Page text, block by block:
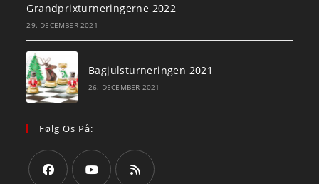
Grandprixturneringerne 2022
29. DECEMBER 2021
Bagjulsturneringen 2021
26. DECEMBER 2021
Følg Os På: